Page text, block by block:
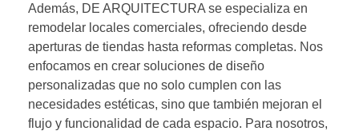
Además, DE ARQUITECTURA se especializa en
remodelar locales comerciales, ofreciendo desde
aperturas de tiendas hasta reformas completas. Nos
enfocamos en crear soluciones de diseño
personalizadas que no solo cumplen con las
necesidades estéticas, sino que también mejoran el
flujo y funcionalidad de cada espacio. Para nosotros,